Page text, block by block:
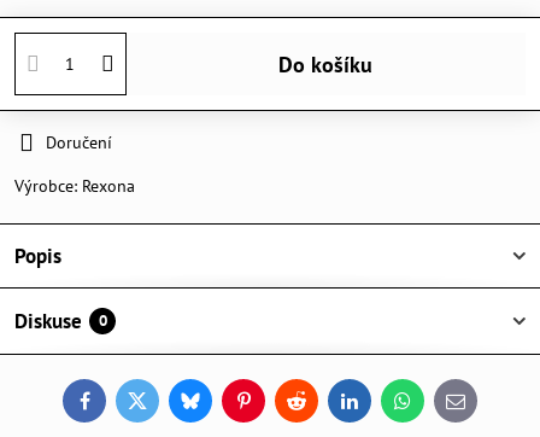
Do košíku
Doručení
Výrobce: Rexona
Popis
Diskuse 0
FacebookTwitterBlueskyPinterestReddit LinkedInWhatsApp
E-
mail